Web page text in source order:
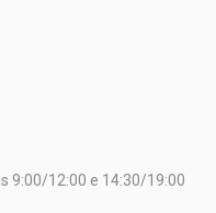
9:00/12:00 e 14:30/19:00